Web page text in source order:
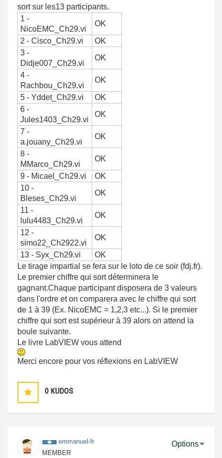
sort sur les13 participants.
1 -
NicoEMC_Ch29.vi
OK
2 - Cisco_Ch29.vi
OK
3 -
Didje007_Ch29.vi
OK
4 -
Rachbou_Ch29.vi
OK
5 - Yddet_Ch29.vi
OK
6 -
Jules1403_Ch29.vi
OK
7 -
a.jouany_Ch29.vi
OK
8 -
MMarco_Ch29.vi
OK
9 - Micael_Ch29.vi
OK
10 -
Bleses_Ch29.vi
OK
11 -
lulu4483_Ch29.vi
OK
12 -
simo22_Ch2922.vi
OK
13 - Syx_Ch29.vi
OK
Le tirage impartial se fera sur le loto de ce soir (fdj.fr).
Le premier chiffre qui sort déterminera le
gagnant.Chaque participant disposera de 3 valeurs
dans l'ordre et on comparera avec le chiffre qui sort
de 1 à 39 (Ex. NicoEMC = 1,2,3 etc...). Si le premier
chiffre qui sort est supérieur à 39 alors on attend la
boule suivante.
Le livre LabVIEW vous attend
Merci encore pour vos réflexions en LabVIEW
0 KUDOS
emmanuel-fr
MEMBER
Options